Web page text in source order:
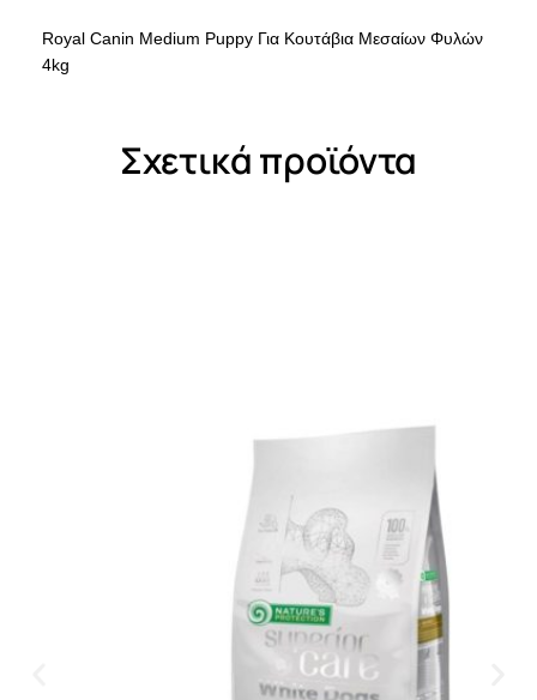
Royal Canin Medium Puppy Για Κουτάβια Μεσαίων Φυλών
4kg
Σχετικά προϊόντα